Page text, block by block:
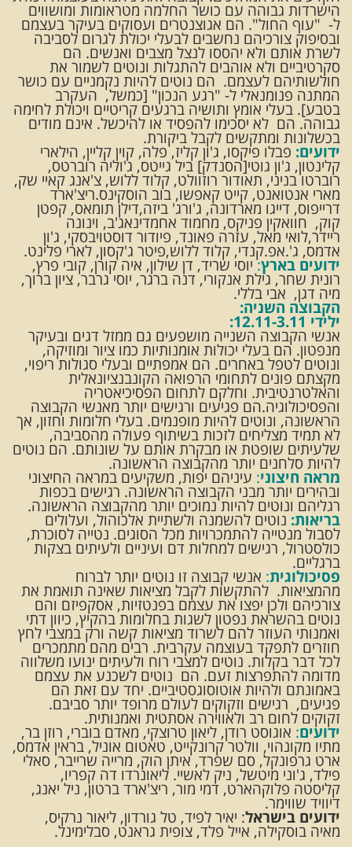
הישרדות גבוהה עם כושר החלמה מטראומות ומושווים
ל- "עוף החול". הם אגוצנטרים ועסוקים בעיקר בעצמם
ובסיפוק צורכיהם נחשבים לבעלי יכולת לגרום לסביבה
לשרת אותם ולא יהססו לנצל מצבים ואנשים. הם
סקרטיביים ולא אוהבים להתגלות ונוטים לשמור את
חולשותיהם לעצמם. הם נוטים להיות נקמניים עם כושר
המתנה פנומנאלי ל- "רגע הנכון" [כמשל, העקרב
בטבע]. בעלי אומץ ותושיה ברגעים קריטיים ויכולת לחימה
גבוהה. הם לא יסכימו להפסיד או להיכשל. אינם מודים
בכשלונות ומתקשים לקבל ביקורת.
ידועים: פבלו פיקסו, ג'ון קליז, פלה, קוין קליין, הילארי
קלינטון, ג'ון גוטי[הסנדק] ביל גייטס, ג'וליה רוברטס,
רוברטו בניני, תאודור רוזוולט, קלוד ללוש, צ'אנג קאיי שק,
מארי אנטואנט, קייט קאפשו, בוב הוסקינס.ריצ'ארד
דרייפוס, דייגו מארדונה, ג'ורג' ביזה,דילן תומאס, קפטן
קוק, חוואקין פניקס, מחמוד אחמדינאג'ב, וינונה
ריידר,לואי מאל, עזרה פאונד, פיודור דוסטויבסקי, ג'ון
אדמס, ג'.אפ.קנדי, קלוד ללוש,פיטר ג'קסון, לארי פלינט.
ידועים בארץ:יוסי שריד, דן שילון, איה קורן, קובי פרץ,
רונית שחר, גילת אנקורי, דנה ברגר, יוסי גרבר, ציון ברוך,
מיה דגן, אבי בללי.
הקבוצה השניה:
ילידי 12.11-3.11:
אנשי הקבוצה השנייה מושפעים גם ממזל דגים ובעיקר
מנפטון. הם בעלי יכולות אומנותיות כמו ציור ומוזיקה,
ונוטים לטפל באחרים. הם אמפתיים ובעלי סגולות ריפוי,
מקצתם פונים לתחומי הרפואה הקונבנציונאלית
והאלטרנטיבית. וחלקם לתחום הפסיכיאטריה
והפסיכולוגיה.הם פגיעים ורגישים יותר מאנשי הקבוצה
הראשונה, ונוטים להיות מופנמים. בעלי חלומות וחזון, אך
לא תמיד מצליחים לזכות בשיתוף פעולה מהסביבה,
שלעיתים שופטת או מבקרת אותם על שונותם. הם נוטים
להיות סלחנים יותר מהקבוצה הראשונה.
מראה חיצוני: עיניהם יפות, משקיעים במראה החיצוני
ובהירים יותר מבני הקבוצה הראשונה. רגישים בכפות
רגליהם ונוטים להיות נמוכים יותר מהקבוצה הראשונה.
בריאות: נוטים להשמנה ולשתיית אלכוהול, ועלולים
לסבול מנטייה להתמכרויות מכל הסוגים. נטייה לסוכרת,
כולסטרול, רגישים למחלות דם ועיניים ולעיתים בצקות
ברגליים.
פסיכולוגית: אנשי קבוצה זו נוטים יותר לברוח
מהמציאות. להתקשות לקבל מציאות שאינה תואמת את
צורכיהם ולכן יפצו את עצמם בפנטזיות, אסקפיזם והם
נוטים בהשראת נפטון לשגות בחלומות בהקיץ, כיוון דתי
ואמנותי העוזר להם לשרוד מציאות קשה ורק במצבי לחץ
חוזרים לתפקד בעוצמה עקרבית. רבים מהם מתמכרים
לכל דבר בקלות. נוטים למצבי רוח ולעיתים ינועו משלווה
מדומה להתפרצות זעם. הם נוטים לשכנע את עצמם
באמונתם ולהיות אוטוסוגסטיביים. יחד עם זאת הם
פגיעים, רגישים וזקוקים לעולם מרופד יותר סביבם.
זקוקים לחום רב ולאווירה אסתטית ואמנותית.
ידועים: אוגוסט רודן, ליאון טרוצקי, מאדם בוברי, רוזן בר,
מתיו מקונהוי, וולטר קרונקייט, טאטום אוניל, בראין אדמס,
ארט גרפונקל, סם שפרד, איתן הוק, מרייה שרייבר, סאלי
פילד, ג'וני מיטשל, ניק לאשיי. ליאונרדו דה קפריו,
קליסטה פלוקהארט, דמי מור, ריצ'ארד ברטון, ניל יאנג,
דיוויד שווימר.
ידועים בישראל: יאיר לפיד, טל גורדון, ליאור נרקיס,
מאיה בוסקילה, אייל פלד, צופית גראנט, סבלימינל.